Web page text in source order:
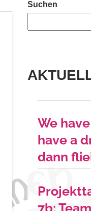
Suchen
We
have a
dann